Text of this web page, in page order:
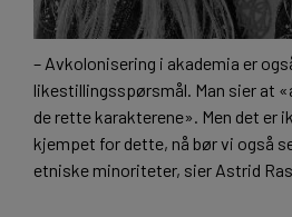
– Avkolonisering i akademia er
likestillingsspørsmål. Man sier at
de rette karakterene». Men det er
kjempet for dette, nå bør vi også
etniske minoriteter, sier Astrid